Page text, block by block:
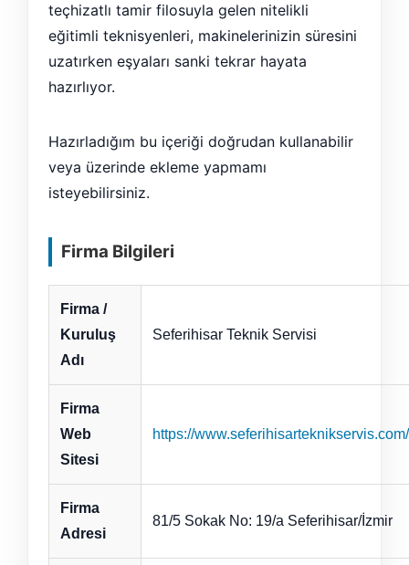
teçhizatlı tamir filosuyla gelen nitelikli
eğitimli teknisyenleri, makinelerinizin süresini
uzatırken eşyaları sanki tekrar hayata
hazırlıyor.
Hazırladığım bu içeriği doğrudan kullanabilir
veya üzerinde ekleme yapmamı
isteyebilirsiniz.
Firma Bilgileri
Firma /
Kuruluş
Adı
Seferihisar Teknik Servisi
Firma
Web
Sitesi
https://www.seferihisarteknikservis.com/
Firma
Adresi
81/5 Sokak No: 19/a Seferihisar/İzmir